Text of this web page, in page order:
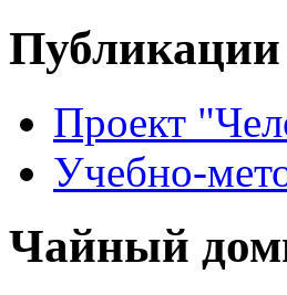
Публикации
Проект
Учебно-
Чайный